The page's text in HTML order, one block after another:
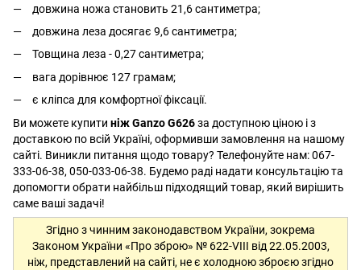
довжина ножа становить 21,6 сантиметра;
довжина леза досягає 9,6 сантиметра;
Товщина леза - 0,27 сантиметра;
вага дорівнює 127 грамам;
є кліпса для комфортної фіксації.
Ви можете купити ніж Ganzo G626за доступною ціною і з
доставкою по всій Україні, оформивши замовлення на нашому
сайті. Виникли питання щодо товару? Телефонуйте нам: 067-
333-06-38, 050-033-06-38. Будемо раді надати консультацію та
допомогти обрати найбільш підходящий товар, який вирішить
саме ваші задачі!
Згідно з чинним законодавством України, зокрема
Законом України «Про зброю» № 622-VIII від 22.05.2003,
ніж, представлений на сайті, не є холодною зброєю згідно